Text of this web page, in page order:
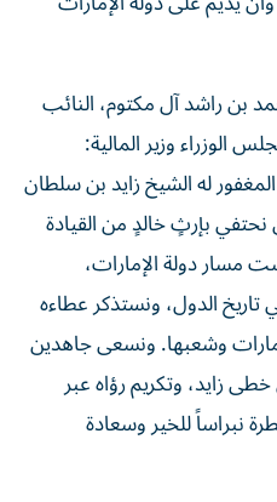
بن راشد آل مكتوم، النائب
الوزراء وزير المالية:
له الشيخ زايد بن سلطان
بإرثٍ خالدٍ من القيادة
مسار دولة الإمارات،
الدول، ونستذكر عطاءه
وشعبها. ونسعى جاهدين
زايد، وتكريم رؤاه عبر
نبراساً للخير وسعادة